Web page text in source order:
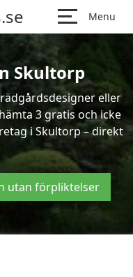
Menu
Skultorp
eller
3 gratis och icke
i Skultorp – direkt
utan förpliktelser